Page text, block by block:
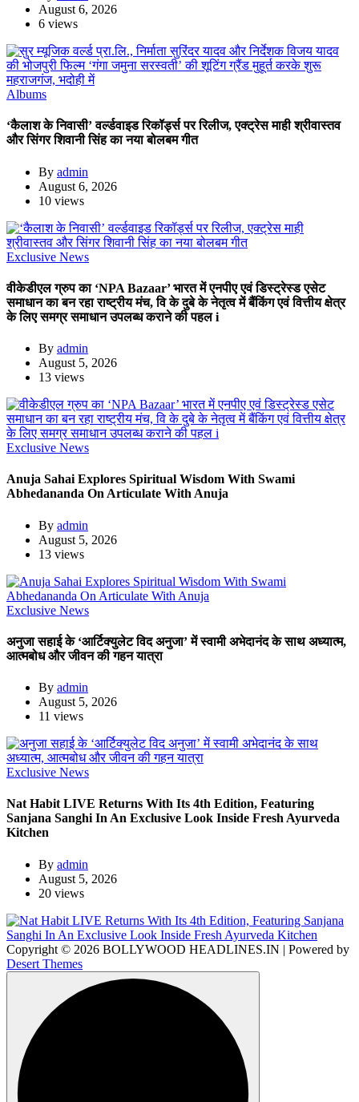
August 6, 2026
6 views
Albums
‘कैलाश के निवासी’ वर्ल्डवाइड रिकॉर्ड्स पर रिलीज, एक्ट्रेस माही श्रीवास्तव
और सिंगर शिवानी सिंह का नया बोलबम गीत
By admin
August 6, 2026
10 views
Exclusive News
वीकेडीएल ग्रुप का ‘NPA Bazaar’ भारत में एनपीए एवं डिस्ट्रेस्ड एसेट
समाधान का बन रहा राष्ट्रीय मंच, वि के दुबे के नेतृत्व में बैंकिंग एवं वित्तीय क्षेत्र
के लिए समग्र समाधान उपलब्ध कराने की पहल i
By admin
August 5, 2026
13 views
Exclusive News
Anuja Sahai Explores Spiritual Wisdom With Swami
Abhedananda On Articulate With Anuja
By admin
August 5, 2026
13 views
Exclusive News
अनुजा सहाई के ‘आर्टिक्युलेट विद अनुजा’ में स्वामी अभेदानंद के साथ अध्यात्म,
आत्मबोध और जीवन की गहन यात्रा
By admin
August 5, 2026
11 views
Exclusive News
Nat Habit LIVE Returns With Its 4th Edition, Featuring
Sanjana Sanghi In An Exclusive Look Inside Fresh Ayurveda
Kitchen
By admin
August 5, 2026
20 views
Copyright © 2026 BOLLYWOOD HEADLINES.IN | Powered by
Desert Themes